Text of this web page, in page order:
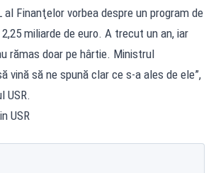
Finanţelor vorbea despre un program de
miliarde de euro. A trecut un an, iar
rămas doar pe hârtie. Ministrul
vină să ne spună clar ce s-a ales de ele”,
USR.
USR